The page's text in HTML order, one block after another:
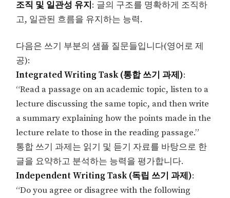
조직 및 일관성 유지 : 글의 구조를 명확하게 조직하
고, 일관된 흐름을 유지하는 능력.
다음은 쓰기 부분의 샘플 질문들입니다(영어로 제
공):
Integrated Writing Task (통합 쓰기 과제):
“Read a passage on an academic topic, listen to a
lecture discussing the same topic, and then write
a summary explaining how the points made in the
lecture relate to those in the reading passage.”
통합 쓰기 과제는 읽기 및 듣기 자료를 바탕으로 한
글을 요약하고 분석하는 능력을 평가합니다.
Independent Writing Task (독립 쓰기 과제):
“Do you agree or disagree with the following